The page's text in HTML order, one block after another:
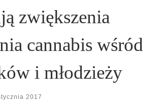
zwiększenia
cannabis wśród
i młodzieży
2017